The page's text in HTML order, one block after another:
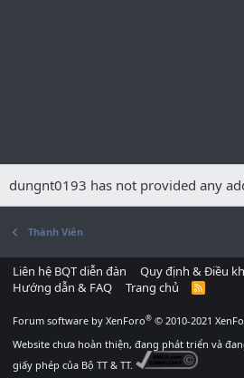
dungnt0193 has not provided any
Thành Viên
Liên hệ BQT diễn đàn Quy định & Điều
Hướng dẫn & FAQ
Trang chủ
R
Forum software by XenForo® © 2010-2021
Website chưa hoàn thiện, đang phát triển và
giấy phép của Bộ TT & TT.